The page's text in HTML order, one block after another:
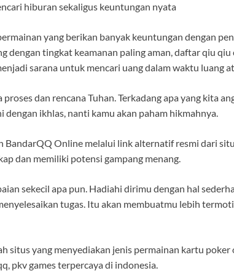
hiburan sekaligus keuntungan nyata
yang berikan banyak keuntungan dengan
dengan tingkat keamanan paling aman, daftar qiu
sarana untuk mencari uang dalam waktu luang
proses dan rencana Tuhan. Terkadang apa yang kita
dengan ikhlas, nanti kamu akan paham hikmahnya.
BandarQQ Online melalui link alternatif resmi dari
dan memiliki potensi gampang menang.
sekecil apa pun. Hadiahi dirimu dengan hal
tugas. Itu akan membuatmu lebih
situs yang menyediakan jenis permainan kartu
pkv games terpercaya di indonesia.